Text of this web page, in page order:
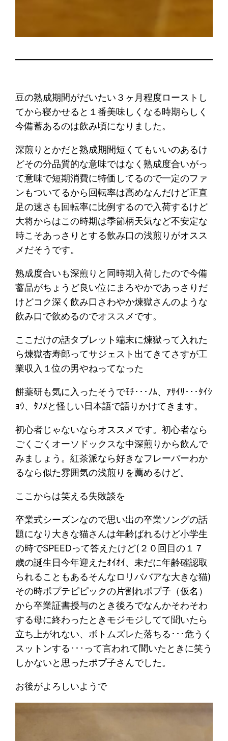
豆の熟成期間がだいたい３ヶ月程度ローストし
てから寝かせると１番美味しくなる時期らしく
今備蓄あるのは飲み頃になりました。
深煎りとかだと熟成期間短くてもいいのあるけ
どその分品質的な意味ではなく熟成度合いがっ
て意味で短期消費に特価してるので一定のファ
ンもついてるから回転率は高めなんだけど正直
足の速さも回転率に比例するので入荷するけど
大将からはこの時期は季節柄天気など不安定な
時こそあっさりとする飲み口の浅煎りがオスス
メだそうです。
熟成度合いも深煎りと同時期入荷したので今備
蓄品がちょうど良い位にまろやかであっさりだ
けどコク深く飲み口さわやか煉獄さんのような
飲み口で飲めるのでオススメです。
ここだけの話タブレット端末に煉獄って入れた
ら煉獄杏寿郎ってサジェスト出てきてさすが工
業収入１位の男やねってなった
餅薬研も気に入ったそうでﾓﾁ･･･ﾉﾑ、ｱｻｲﾘ･･･ﾀｲｼ
ｮｳ、ﾀﾉﾒと怪しい日本語で語りかけてきます。
初心者じゃないならオススメです。初心者なら
ごくごくオーソドックスな中深煎りから飲んで
みましょう。紅茶派なら好きなフレーバーわか
るなら似た雰囲気の浅煎りを薦めるけど。
ここからは笑える失敗談を
卒業式シーズンなので思い出の卒業ソングの話
題になり大きな猫さんは年齢ばれるけど小学生
の時でSPEEDって答えたけど(２０回目の１７
歳の誕生日今年迎えたｵｲｵｲ、未だに年齢確認取
られることもあるそんなロリババアな大きな猫)
その時ポプテピピックの片割れポプ子（仮名）
から卒業証書授与のとき後ろでなんかそわそわ
する母に終わったときモジモジしてて聞いたら
立ち上がれない、ボトムズレた落ちる･･･危うく
スットンする･･･って言われて聞いたときに笑う
しかないと思ったポプ子さんでした。
お後がよろしいようで